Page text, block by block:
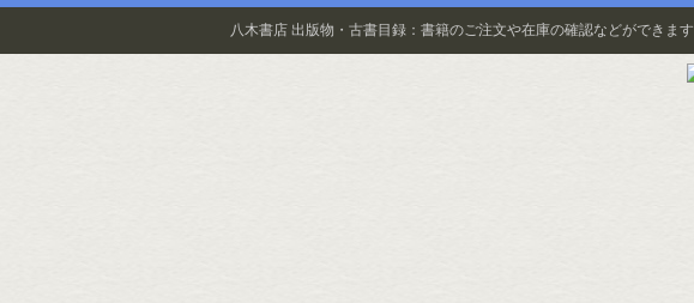
八木書店 出版物・古書目録：書籍のご注文や在庫の確認などができます